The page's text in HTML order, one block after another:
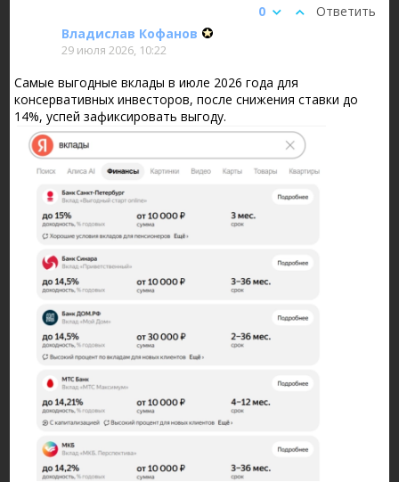
Ответить
0
Владислав Кофанов
29 июля 2026, 10:22
Самые выгодные вклады в июле 2026 года для
консервативных инвесторов, после снижения ставки до
14%, успей зафиксировать выгоду.